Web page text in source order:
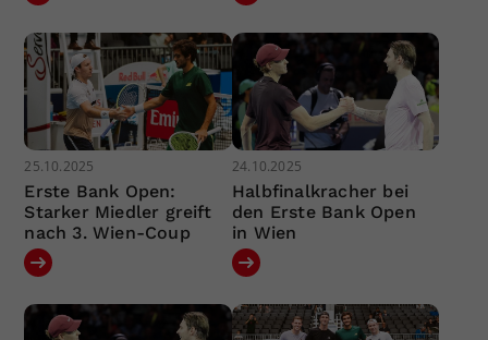
25.10.2025
Erste Bank Open:
Starker Miedler greift
nach 3. Wien-Coup
24.10.2025
Halbfinalkracher bei
den Erste Bank Open
in Wien